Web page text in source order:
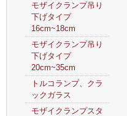
モザイクランプ吊り
下げタイプ
16cm~18cm
モザイクランプ吊り
下げタイプ
20cm~35cm
トルコランプ、クラ
ックガラス
モザイクランプスタ